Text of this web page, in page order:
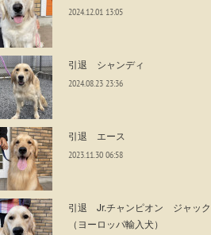
2024.12.01 13:05
引退 シャンディ
2024.08.23 23:36
引退 エース
2023.11.30 06:58
引退 Jr.チャンピオン ジャック
（ヨーロッパ輸入犬）